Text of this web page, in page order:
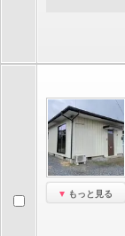
もっと見る